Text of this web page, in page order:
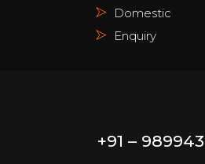
Domestic
Enquiry
+91 –